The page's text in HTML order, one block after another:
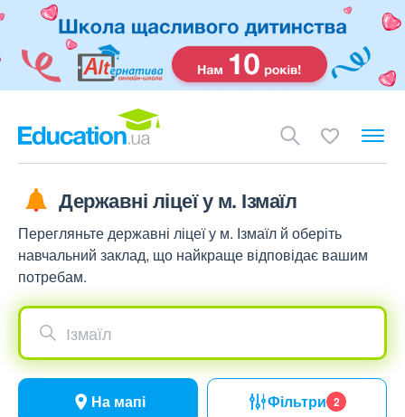
Державні ліцеї у м. Ізмаїл
Перегляньте державні ліцеї у м. Ізмаїл й оберіть
навчальний заклад, що найкраще відповідає вашим
потребам.
Ізмаїл
На мапі Фільтри 2